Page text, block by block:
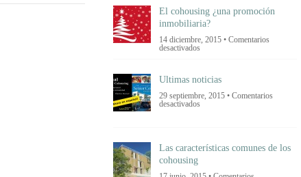
“COHOUSING”
Y
LA
DE
LAS
El cohousing ¿una promoción
inmobiliaria?
14 diciembre, 2015 • Comentarios
desactivadosen
promoción
Ultimas noticias
29 septiembre, 2015 • Comentarios
desactivadosen
Las características comunes de los
cohousing